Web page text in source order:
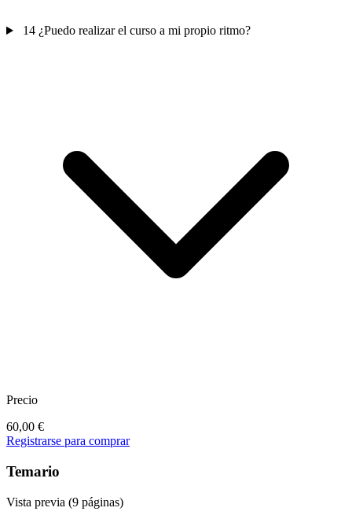
14 ¿Puedo realizar el curso a mi propio ritmo?
Precio
60,00 €
Registrarse para comprar
Temario
Vista previa (9 páginas)